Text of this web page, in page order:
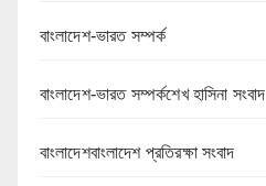
বাংলাদেশ-ভারত সম্পর্ক
বাংলাদেশ-ভারত সম্পর্কশেখ হাসিনা সংবাদ
বাংলাদেশবাংলাদেশ প্রতিরক্ষা সংবাদ